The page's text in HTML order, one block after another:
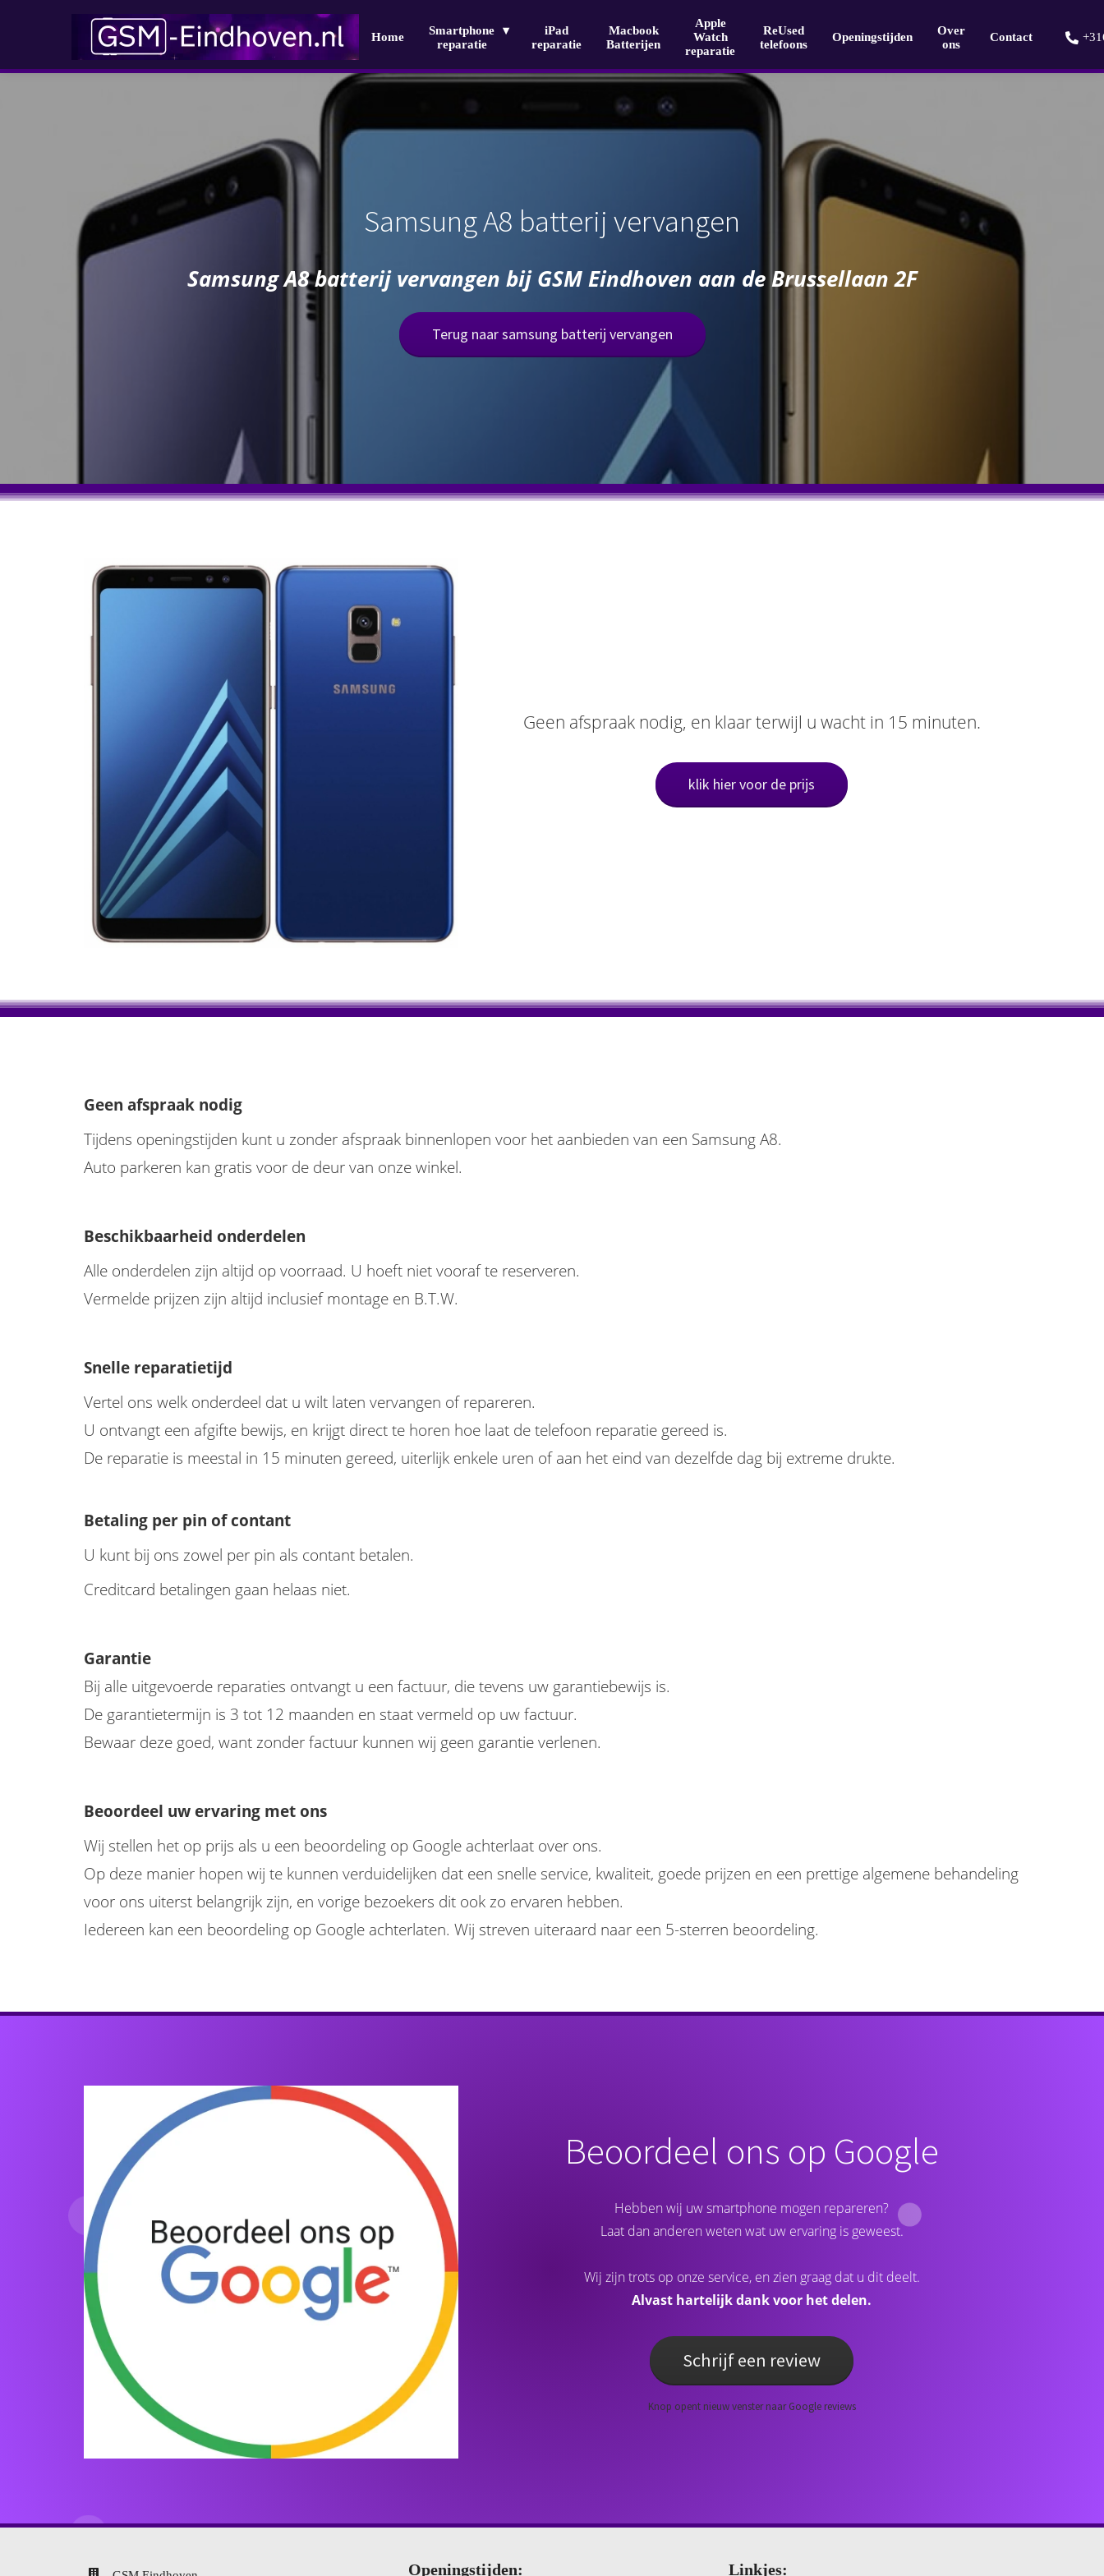
Home
Smartphone
reparatie
iPad
reparatie
Macbook
Batterijen
Apple
Watch
reparatie
ReUsed
telefoons
Openingstijden
Over
ons
Contact
Samsung A8 batterij vervangen
Samsung A8 batterij vervangen bij GSM Eindhoven aan de Brussellaan 2F
Terug naar samsung batterij vervangen
Geen afspraak nodig, en klaar terwijl u wacht in 15 minuten.
klik hier voor de prijs
Geen afspraak nodig
Tijdens openingstijden kunt u zonder afspraak binnenlopen voor het aanbieden van een Samsung A8.
Auto parkeren kan gratis voor de deur van onze winkel.
Beschikbaarheid onderdelen
Alle onderdelen zijn altijd op voorraad. U hoeft niet vooraf te reserveren.
Vermelde prijzen zijn altijd inclusief montage en B.T.W.
Snelle reparatietijd
Vertel ons welk onderdeel dat u wilt laten vervangen of repareren.
U ontvangt een afgifte bewijs, en krijgt direct te horen hoe laat de telefoon reparatie gereed is.
De reparatie is meestal in 15 minuten gereed, uiterlijk enkele uren of aan het eind van dezelfde dag bij extreme drukte.
Betaling per pin of contant
U kunt bij ons zowel per pin als contant betalen.
Creditcard betalingen gaan helaas niet.
Garantie
Bij alle uitgevoerde reparaties ontvangt u een factuur, die tevens uw garantiebewijs is.
De garantietermijn is 3 tot 12 maanden en staat vermeld op uw factuur.
Bewaar deze goed, want zonder factuur kunnen wij geen garantie verlenen.
Beoordeel uw ervaring met ons
Wij stellen het op prijs als u een beoordeling op Google achterlaat over ons.
Op deze manier hopen wij te kunnen verduidelijken dat een snelle service, kwaliteit, goede prijzen en een prettige algemene behandeling
voor ons uiterst belangrijk zijn, en vorige bezoekers dit ook zo ervaren hebben.
Iedereen kan een beoordeling op Google achterlaten. Wij streven uiteraard naar een 5-sterren beoordeling.
Beoordeel ons op Google
Hebben wij uw smartphone mogen repareren?
Laat dan anderen weten wat uw ervaring is geweest.
Wij zijn trots op onze service, en zien graag dat u dit deelt.
Alvast hartelijk dank voor het delen.
Schrijf een review
Knop opent nieuw venster naar Google reviews
Openingstijden: Linkjes: